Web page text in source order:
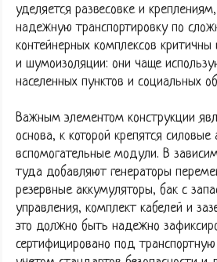
уделяется развесовке и
надежную транспортировку по
контейнерных комплексов критичны
и шумоизоляции: они чаще
населенных пунктов и социальных
Важным элементом конструкции
основа, к которой крепятся силовые
вспомогательные модули. В
туда добавляют генераторы
резервные аккумуляторы, бак с
управления, комплект кабелей и
это должно быть надежно
сертифицировано под